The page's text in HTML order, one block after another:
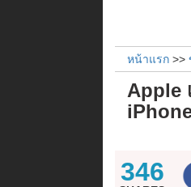
หน้าแรก >>
Apple
346